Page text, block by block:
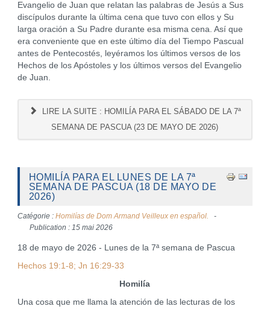
Evangelio de Juan que relatan las palabras de Jesús a Sus
discípulos durante la última cena que tuvo con ellos y Su
larga oración a Su Padre durante esa misma cena. Así que
era conveniente que en este último día del Tiempo Pascual
antes de Pentecostés, leyéramos los últimos versos de los
Hechos de los Apóstoles y los últimos versos del Evangelio
de Juan.
LIRE LA SUITE : HOMILÍA PARA EL SÁBADO DE LA 7ª
SEMANA DE PASCUA (23 DE MAYO DE 2026)
HOMILÍA PARA EL LUNES DE LA 7ª
SEMANA DE PASCUA (18 DE MAYO DE
2026)
Catégorie : Homilías de Dom Armand Veilleux en español.
Publication : 15 mai 2026
18 de mayo de 2026 - Lunes de la 7ª semana de Pascua
Hechos 19:1-8; Jn 16:29-33
Homilía
Una cosa que me llama la atención de las lecturas de los